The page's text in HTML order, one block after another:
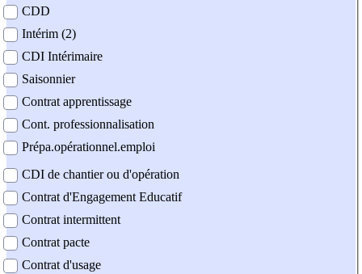
CDD
Intérim (2)
CDI Intérimaire
Saisonnier
Contrat apprentissage
Cont. professionnalisation
Prépa.opérationnel.emploi
CDI de chantier ou d'opération
Contrat d'Engagement Educatif
Contrat intermittent
Contrat pacte
Contrat d'usage